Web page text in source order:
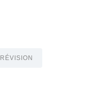
RÉVISION